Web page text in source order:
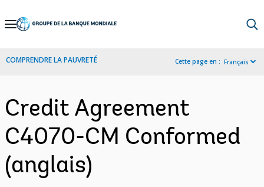
Skip
Navigation
COMPRENDRE LA PAUVRETÉ Cette page en : Français
Credit Agreement
C4070-CM Conformed
(anglais)